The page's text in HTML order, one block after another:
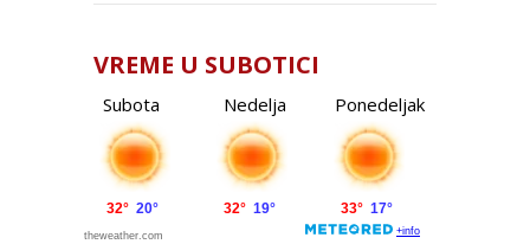
VREME U SUBOTICI
Subota Nedelja Ponedeljak